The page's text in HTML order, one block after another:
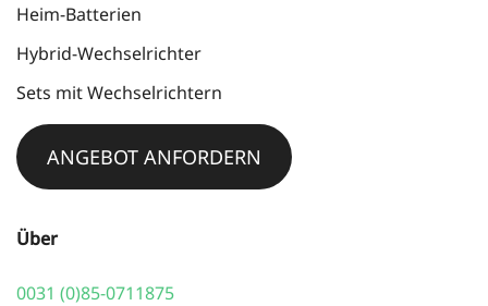
Heim-Batterien
Hybrid-Wechselrichter
Sets mit Wechselrichtern
ANGEBOT ANFORDERN
Über
0031 (0)85-0711875